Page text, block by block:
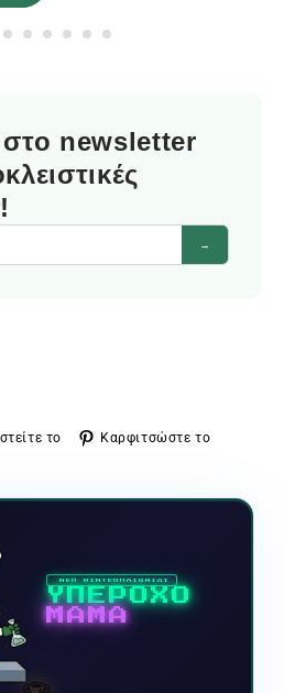
στο newsletter
→
το Καρφιτσώστε το
ΝΕΟ ΒΙΝΤΕΟΠΑΙΧΝΙΔΙ
ΥΠΕΡΟΧΟ
ΜΑΜΑ